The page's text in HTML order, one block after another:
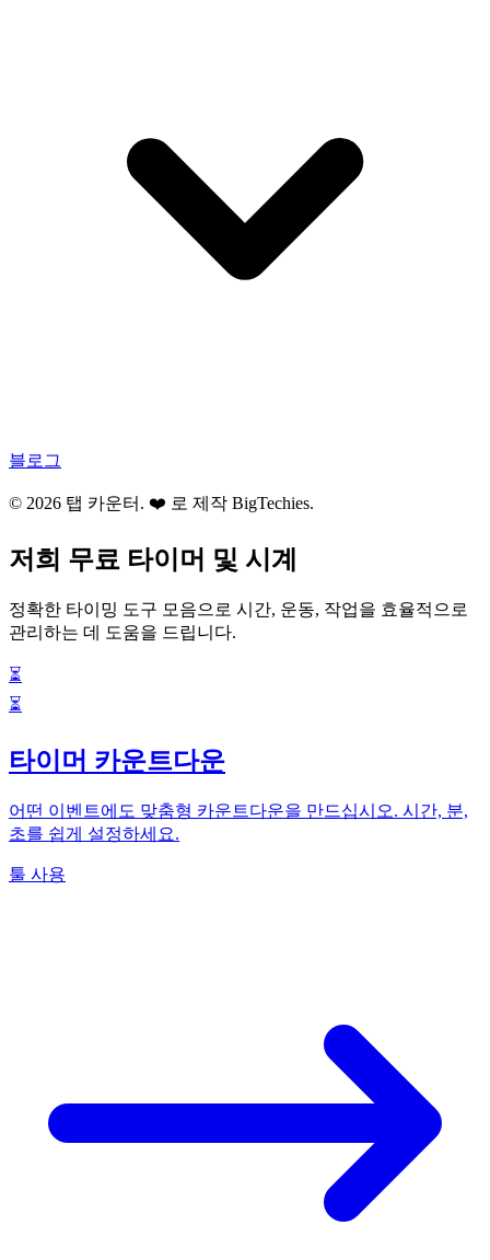
블로그
© 2026 탭 카운터. ❤️ 로 제작 BigTechies.
저희 무료 타이머 및 시계
정확한 타이밍 도구 모음으로 시간, 운동, 작업을 효율적으로
관리하는 데 도움을 드립니다.
⏳
⏳
타이머 카운트다운
어떤 이벤트에도 맞춤형 카운트다운을 만드십시오. 시간, 분,
초를 쉽게 설정하세요.
툴 사용